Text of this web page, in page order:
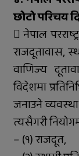
छोटो परिचय
 नेपाल
राजदूतावास,
वाणिज्य
विदेशमा
जनाउने
त्यसैगरी
– (१) राजदूत,